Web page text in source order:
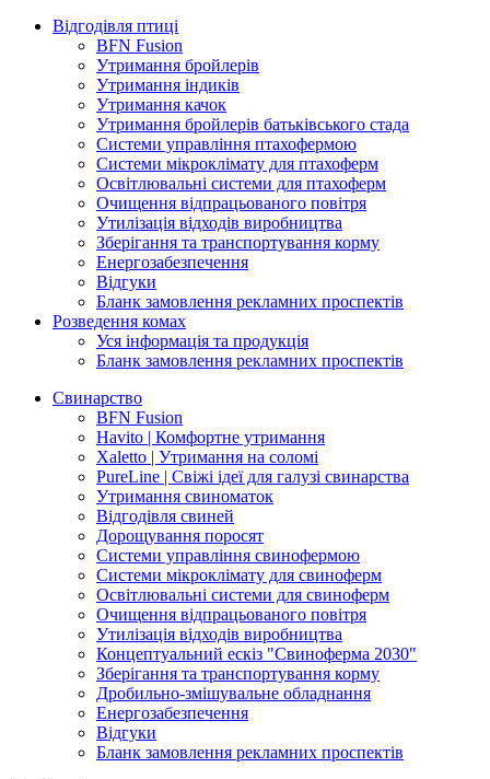
Відгодівля птиці
BFN Fusion
Утримання бройлерів
Утримання індиків
Утримання качок
Утримання бройлерів батьківського стада
Системи управління птахофермою
Системи мікроклімату для птахоферм
Освітлювальні системи для птахоферм
Очищення відпрацьованого повітря
Утилізація відходів виробництва
Зберігання та транспортування корму
Енергозабезпечення
Відгуки
Бланк замовлення рекламних проспектів
Розведення комах
Уся інформація та продукція
Бланк замовлення рекламних проспектів
Свинарство
BFN Fusion
Havito | Комфортне утримання
Xaletto | Утримання на соломі
PureLine | Свіжі ідеї для галузі свинарства
Утримання свиноматок
Відгодівля свиней
Дорощування поросят
Системи управління свинофермою
Системи мікроклімату для свиноферм
Освітлювальні системи для свиноферм
Очищення відпрацьованого повітря
Утилізація відходів виробництва
Концептуальний ескіз "Свиноферма 2030"
Зберігання та транспортування корму
Дробильно-змішувальне обладнання
Енергозабезпечення
Відгуки
Бланк замовлення рекламних проспектів